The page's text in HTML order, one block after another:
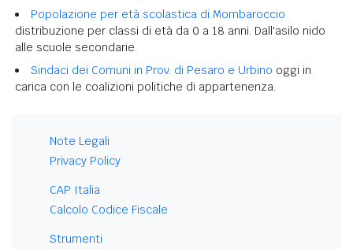
Popolazione per età scolastica di Mombaroccio
distribuzione per classi di età da 0 a 18 anni. Dall'asilo nido
alle scuole secondarie.
Sindaci dei Comuni in Prov. di Pesaro e Urbino oggi in
carica con le coalizioni politiche di appartenenza.
Note Legali
Privacy Policy
CAP Italia
Calcolo Codice Fiscale
Strumenti